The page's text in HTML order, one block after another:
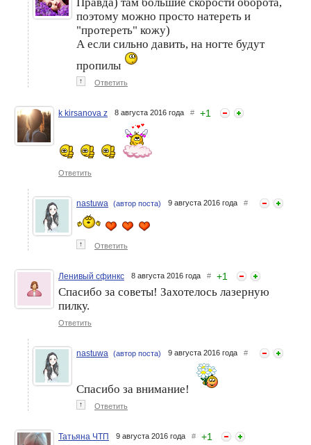
поэтому можно просто натереть и
"протереть" кожу)
А если сильно давить, на ногте будут
пропилы
↑ Ответить
k kirsanova z 8 августа 2016 года # +1
Ответить
nastuwa (автор поста) 9 августа 2016 года #
↑ Ответить
Ленивый сфинкс 8 августа 2016 года # +1
Спасибо за советы! Захотелось лазерную
пилку.
Ответить
nastuwa (автор поста) 9 августа 2016 года #
Спасибо за внимание!
↑ Ответить
Татьяна ЧТП 9 августа 2016 года # +1